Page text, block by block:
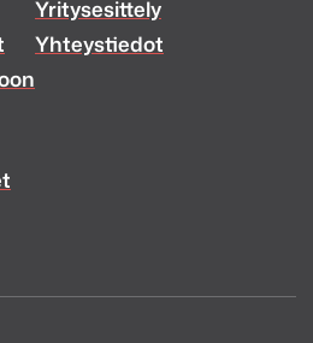
Yritysesittely
Yhteystiedot